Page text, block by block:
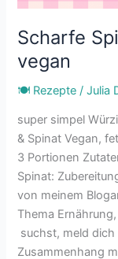
Scharfe
vegan
🍽 Rezepte /Julia
super simpel
& Spinat Vegan,
3 Portionen
Spinat:
von meinem
Thema
suchst, meld
Zusammenhang